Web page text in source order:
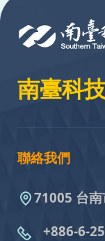
南臺科
聯絡我們
71005 台
+886-6-